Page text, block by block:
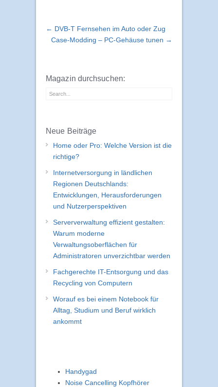
← DVB-T Fernsehen im Auto oder Zug
Case-Modding – PC-Gehäuse tunen →
Magazin durchsuchen:
Neue Beiträge
Home oder Pro: Welche Version ist die
richtige?
Internetversorgung in ländlichen
Regionen Deutschlands:
Entwicklungen, Herausforderungen
und Nutzerperspektiven
Serververwaltung effizient gestalten:
Warum moderne
Verwaltungsoberflächen für
Administratoren unverzichtbar werden
Fachgerechte IT-Entsorgung und das
Recycling von Computern
Worauf es bei einem Notebook für
Alltag, Studium und Beruf wirklich
ankommt
Handygad
Noise Cancelling Kopfhörer